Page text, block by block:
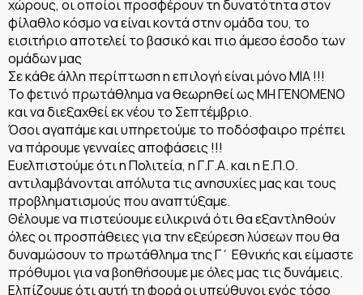
χώρους, οι οποίοι προσφέρουν τη δυνατότητα στον
φίλαθλο κόσμο να είναι κοντά στην ομάδα του, το
εισιτήριο αποτελεί το βασικό και πιο άμεσο έσοδο των
ομάδων μας
Σε κάθε άλλη περίπτωση η επιλογή είναι μόνο ΜΙΑ !!!
Το φετινό πρωτάθλημα να θεωρηθεί ως ΜΗ ΓΕΝΟΜΕΝΟ
και να διεξαχθεί εκ νέου το Σεπτέμβριο.
Όσοι αγαπάμε και υπηρετούμε το ποδόσφαιρο πρέπει
να πάρουμε γενναίες αποφάσεις !!!
Ευελπιστούμε ότι η Πολιτεία, η Γ.Γ.Α. και η Ε.Π.Ο.
αντιλαμβάνονται απόλυτα τις ανησυχίες μας και τους
προβληματισμούς που αναπτύξαμε.
Θέλουμε να πιστεύουμε ειλικρινά ότι θα εξαντληθούν
όλες οι προσπάθειες για την εξεύρεση λύσεων που θα
δυναμώσουν το πρωτάθλημα της Γ΄ Εθνικής και είμαστε
πρόθυμοι για να βοηθήσουμε με όλες μας τις δυνάμεις.
Ελπίζουμε ότι αυτή τη φορά οι υπεύθυνοι ενός τόσο